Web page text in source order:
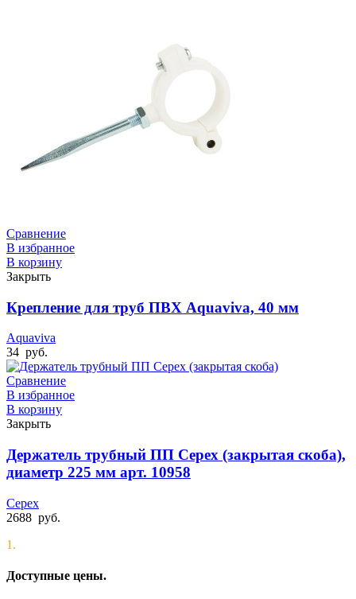
Сравнение
В избранное
В корзину
Закрыть
Крепление для труб ПВХ Aquaviva, 40 мм
Aquaviva
34 руб.
Сравнение
В избранное
В корзину
Закрыть
Держатель трубный ПП Cepex (закрытая скоба),
диаметр 225 мм арт. 10958
Cepex
2688 руб.
1.
Доступные цены.